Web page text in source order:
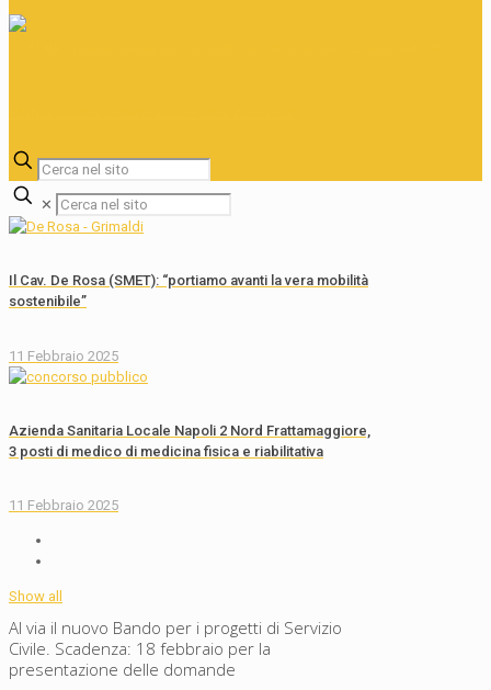
✕
Il Cav. De Rosa (SMET): “portiamo avanti la vera mobilità
sostenibile”
11 Febbraio 2025
Azienda Sanitaria Locale Napoli 2 Nord Frattamaggiore,
3 posti di medico di medicina fisica e riabilitativa
11 Febbraio 2025
Show all
Al via il nuovo Bando per i progetti di Servizio
Civile. Scadenza: 18 febbraio per la
presentazione delle domande